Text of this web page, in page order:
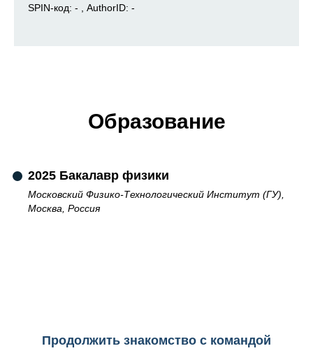
SPIN-код: - , AuthorID: -
Образование
2025 Бакалавр физики
Московский Физико-Технологический Институт (ГУ),
Москва, Россия
Продолжить знакомство с командой